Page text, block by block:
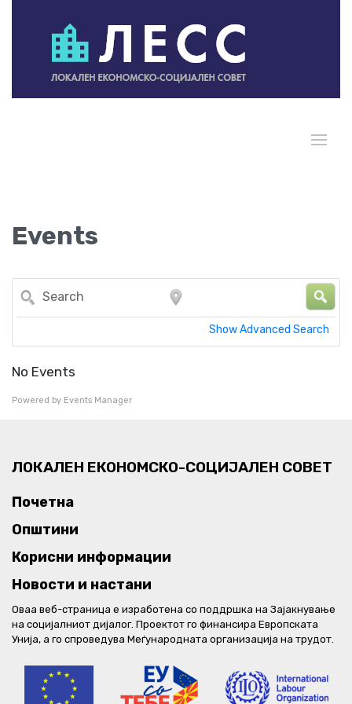
Events
Search
Show Advanced Search
No Events
Powered by Events Manager
ЛОКАЛЕН ЕКОНОМСКО-СОЦИЈАЛЕН СОВЕТ
Почетна
Општини
Корисни информации
Новости и настани
Оваа веб-страница е изработена со поддршка на Зајакнување
на социјалниот дијалог. Проектот го финансира Европската
Унија, а го спроведува Меѓународната организација на трудот.